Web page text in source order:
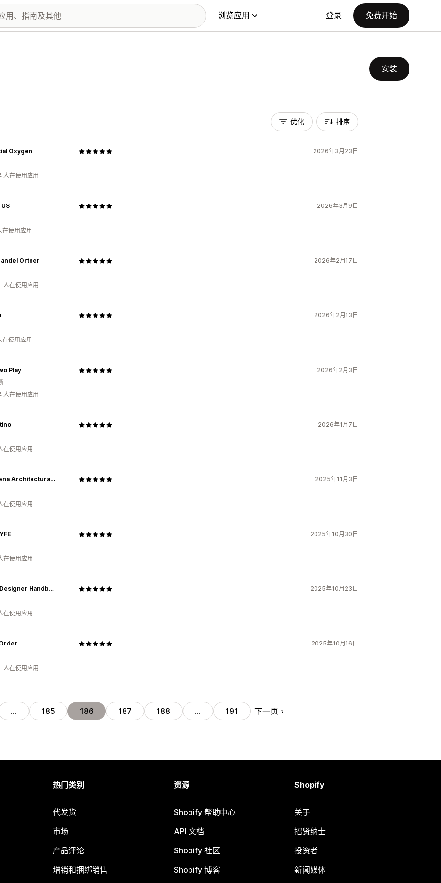
浏览应用 登录 免费开始
安装
优化 排序
2026年3月23日
Oxygen
人在使用应用
2026年3月9日
在使用应用
2026年2月17日
Ortner
人在使用应用
2026年2月13日
在使用应用
2026年2月3日
Play
人在使用应用
2026年1月7日
在使用应用
2025年11月3日
Pasadena Architectural Salvage
在使用应用
2025年10月30日
在使用应用
2025年10月23日
Dallas Designer Handbags
在使用应用
2025年10月16日
人在使用应用
… 185 186 187 188 … 191 下一页
热门类别
代发货
市场
产品评论
增销和捆绑销售
资源
Shopify 帮助中心
API 文档
Shopify 社区
Shopify 博客
Shopify
关于
招贤纳士
投资者
新闻媒体